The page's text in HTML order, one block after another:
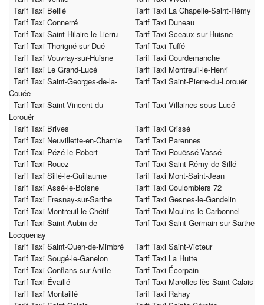
Tarif Taxi Beillé
Tarif Taxi La Chapelle-Saint-Rémy
Tarif Taxi Connerré
Tarif Taxi Duneau
Tarif Taxi Saint-Hilaire-le-Lierru
Tarif Taxi Sceaux-sur-Huisne
Tarif Taxi Thorigné-sur-Dué
Tarif Taxi Tuffé
Tarif Taxi Vouvray-sur-Huisne
Tarif Taxi Courdemanche
Tarif Taxi Le Grand-Lucé
Tarif Taxi Montreuil-le-Henri
Tarif Taxi Saint-Georges-de-la-
Couée
Tarif Taxi Saint-Pierre-du-Lorouër
Tarif Taxi Saint-Vincent-du-
Lorouër
Tarif Taxi Villaines-sous-Lucé
Tarif Taxi Brives
Tarif Taxi Crissé
Tarif Taxi Neuvillette-en-Charnie
Tarif Taxi Parennes
Tarif Taxi Pézé-le-Robert
Tarif Taxi Rouëssé-Vassé
Tarif Taxi Rouez
Tarif Taxi Saint-Rémy-de-Sillé
Tarif Taxi Sillé-le-Guillaume
Tarif Taxi Mont-Saint-Jean
Tarif Taxi Assé-le-Boisne
Tarif Taxi Coulombiers 72
Tarif Taxi Fresnay-sur-Sarthe
Tarif Taxi Gesnes-le-Gandelin
Tarif Taxi Montreuil-le-Chétif
Tarif Taxi Moulins-le-Carbonnel
Tarif Taxi Saint-Aubin-de-
Locquenay
Tarif Taxi Saint-Germain-sur-Sarthe
Tarif Taxi Saint-Ouen-de-Mimbré
Tarif Taxi Saint-Victeur
Tarif Taxi Sougé-le-Ganelon
Tarif Taxi La Hutte
Tarif Taxi Conflans-sur-Anille
Tarif Taxi Écorpain
Tarif Taxi Évaillé
Tarif Taxi Marolles-lès-Saint-Calais
Tarif Taxi Montaillé
Tarif Taxi Rahay